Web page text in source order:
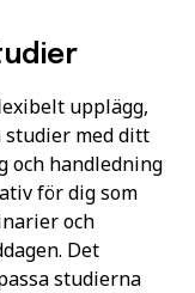
upplägg,
med ditt
och handledning
för dig som
och
Det
studierna